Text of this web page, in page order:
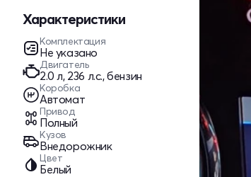
Характеристики
Комплектация
Не указано
Двигатель
2.0 л, 236 л.с., бензин
Коробка
Автомат
Привод
Полный
Кузов
Внедорожник
Цвет
Белый